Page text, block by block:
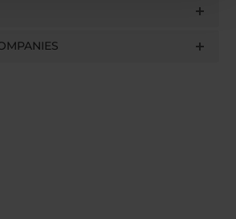
che hai fornito loro o che hanno